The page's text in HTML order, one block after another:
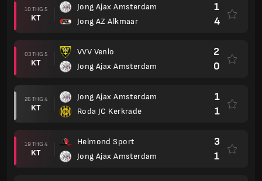
10 THG 5
KT
Jong Ajax Amsterdam
Jong AZ Alkmaar
1
4
03 THG 5
KT
VVV Venlo
Jong Ajax Amsterdam
2
0
26 THG 4
KT
Jong Ajax Amsterdam
Roda JC Kerkrade
1
1
19 THG 4
KT
Helmond Sport
Jong Ajax Amsterdam
3
1